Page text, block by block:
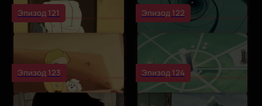
Эпизод 121 Эпизод 122
Эпизод 123 Эпизод 124